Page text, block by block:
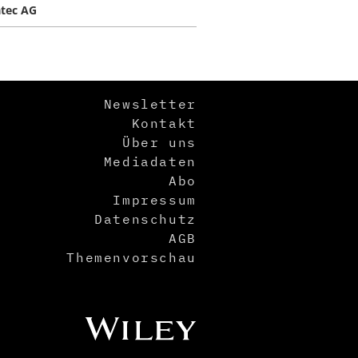
AG
Newsletter
Kontakt
Über uns
Mediadaten
Abo
Impressum
Datenschutz
AGB
Themenvorschau